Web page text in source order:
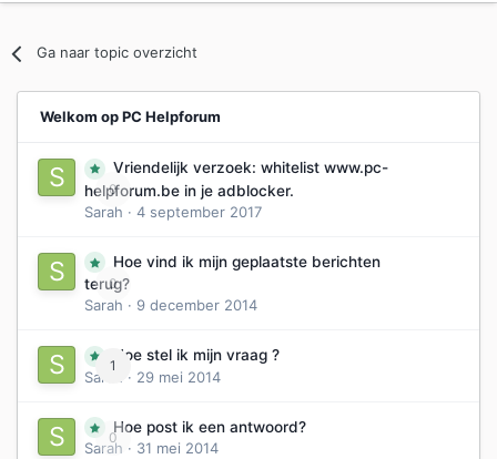
Ga naar topic overzicht
Welkom op PC Helpforum
0
Vriendelijk verzoek: whitelist www.pc-
helpforum.be in je adblocker.
Sarah · 4 september 2017
0
Hoe vind ik mijn geplaatste berichten
terug?
Sarah · 9 december 2014
1
Hoe stel ik mijn vraag ?
Sarah
· 29 mei 2014
0
Hoe post ik een antwoord?
Sarah · 31 mei 2014